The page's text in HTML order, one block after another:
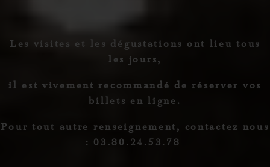
Les visites et les dégustations ont lieu tous
les jours,
il est vivement recommandé de réserver vos
billets en ligne.
Pour tout autre renseignement, contactez nous
: 03.80.24.53.78